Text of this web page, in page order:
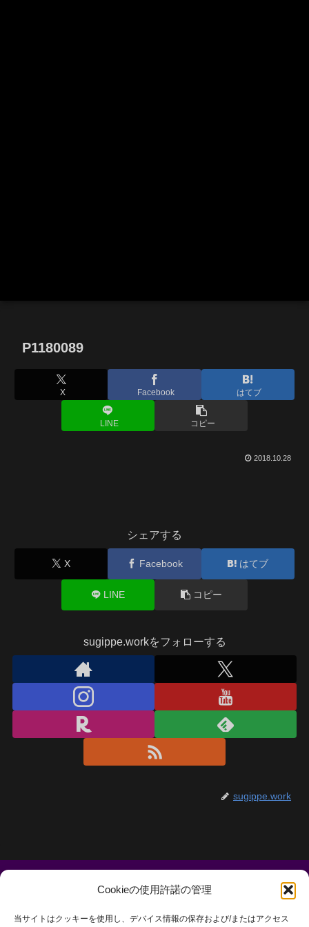
Cookieの使用許諾の管理
当サイトはクッキーを使用し、デバイス情報の保存および/またはアクセス
P1180089
X Facebook はてブ
LINE コピー
2018.10.28
シェアする
X Facebook はてブ
LINE コピー
sugippe.workをフォローする
sugippe.work